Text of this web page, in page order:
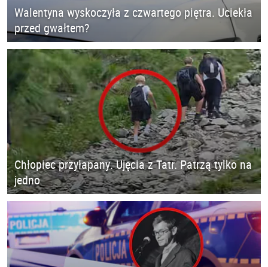
Walentyna wyskoczyła z czwartego piętra. Uciekła
przed gwałtem?
Chłopiec przyłapany. Ujęcia z Tatr. Patrzą tylko na
jedno